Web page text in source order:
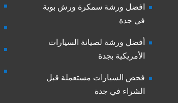
افضل ورشة سمكرة ورش بوية
في جدة
أفضل ورشة لصيانة السيارات
الأمريكية بجدة
فحص السيارات مستعملة قبل
الشراء في جدة